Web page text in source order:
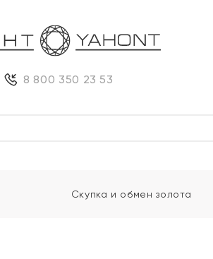
8 800 350 23 53
Скупка и обмен золота